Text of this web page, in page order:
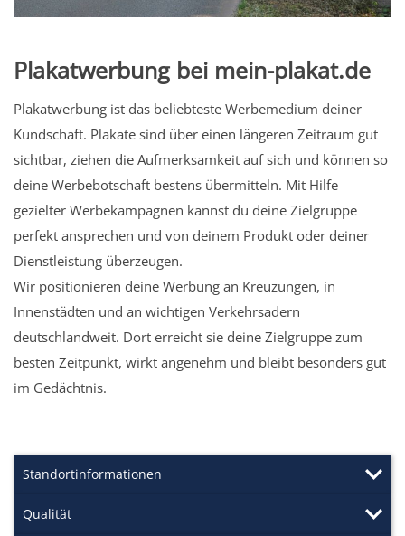
Plakatwerbung bei mein-plakat.de
Plakatwerbung ist das beliebteste Werbemedium deiner
Kundschaft. Plakate sind über einen längeren Zeitraum gut
sichtbar, ziehen die Aufmerksamkeit auf sich und können so
deine Werbebotschaft bestens übermitteln. Mit Hilfe
gezielter Werbekampagnen kannst du deine Zielgruppe
perfekt ansprechen und von deinem Produkt oder deiner
Dienstleistung überzeugen.
Wir positionieren deine Werbung an Kreuzungen, in
Innenstädten und an wichtigen Verkehrsadern
deutschlandweit. Dort erreicht sie deine Zielgruppe zum
besten Zeitpunkt, wirkt angenehm und bleibt besonders gut
im Gedächtnis.
Standortinformationen
Qualität